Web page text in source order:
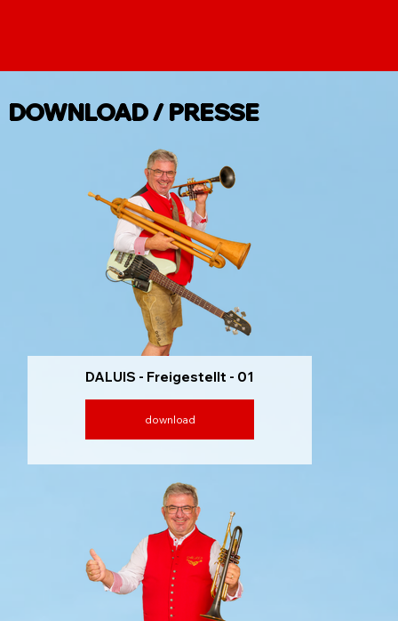
DOWNLOAD / PRESSE
DALUIS - Freigestellt - 01
download